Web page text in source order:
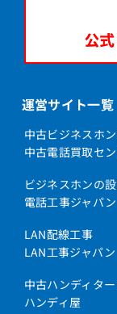
運営サイト一覧
中古ビジネスホ
中古電話買取セ
ビジネスホンの
電話工事ジャパン
LAN配線工事
LAN工事ジャパン
中古ハンディタ
ハンディ屋